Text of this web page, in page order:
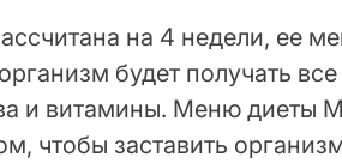
на 4 недели, ее
будет получать
и витамины. Меню диеты
чтобы заставить